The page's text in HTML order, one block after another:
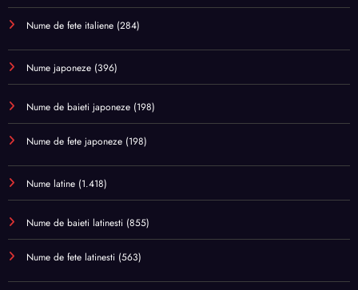
Nume de fete italiene (284)
Nume japoneze (396)
Nume de baieti japoneze (198)
Nume de fete japoneze (198)
Nume latine (1.418)
Nume de baieti latinesti (855)
Nume de fete latinesti (563)